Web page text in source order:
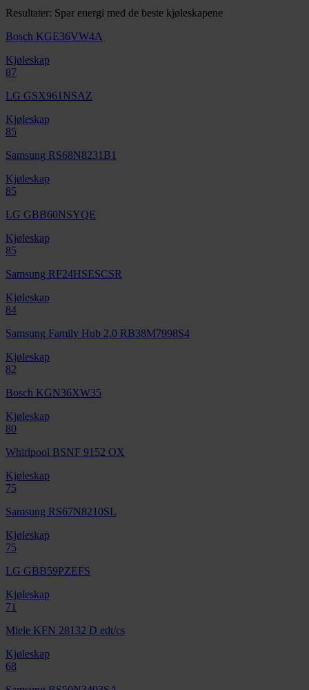
Resultater: Spar energi med de beste kjøleskapene
Bosch KGE36VW4A
Kjøleskap
87
LG GSX961NSAZ
Kjøleskap
85
Samsung RS68N8231B1
Kjøleskap
85
LG GBB60NSYQE
Kjøleskap
85
Samsung RF24HSESCSR
Kjøleskap
84
Samsung Family Hub 2.0 RB38M7998S4
Kjøleskap
82
Bosch KGN36XW35
Kjøleskap
80
Whirlpool BSNF 9152 OX
Kjøleskap
75
Samsung RS67N8210SL
Kjøleskap
75
LG GBB59PZEFS
Kjøleskap
71
Miele KFN 28132 D edt/cs
Kjøleskap
68